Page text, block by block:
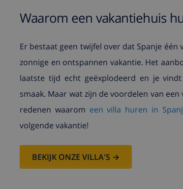
Waarom een vakantiehuis
Er bestaat geen twijfel over dat Spanje
zonnige en ontspannen vakantie. Het
laatste tijd echt geëxplodeerd en je
smaak. Maar wat zijn de voordelen van
redenen waarom een villa huren in
volgende vakantie!
BEKIJK ONZE VILLA'S →